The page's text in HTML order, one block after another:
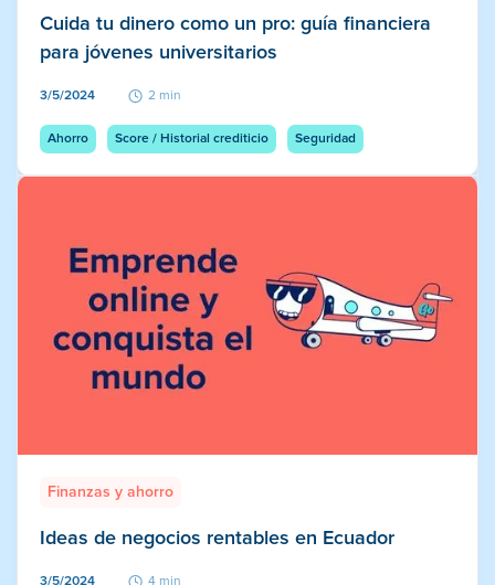
Cuida tu dinero como un pro: guía financiera
para jóvenes universitarios
3/5/2024 2 min
Ahorro Score / Historial crediticio Seguridad
Finanzas y ahorro
Ideas de negocios rentables en Ecuador
3/5/2024 4 min